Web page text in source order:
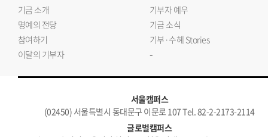
기금 소개
기부자 예우
명예의 전당
기금 소식
참여하기
기부·수혜 Stories
이달의 기부자
-
서울캠퍼스
(02450) 서울특별시 동대문구 이문로 107 Tel. 82-2-2173-2114
글로벌캠퍼스